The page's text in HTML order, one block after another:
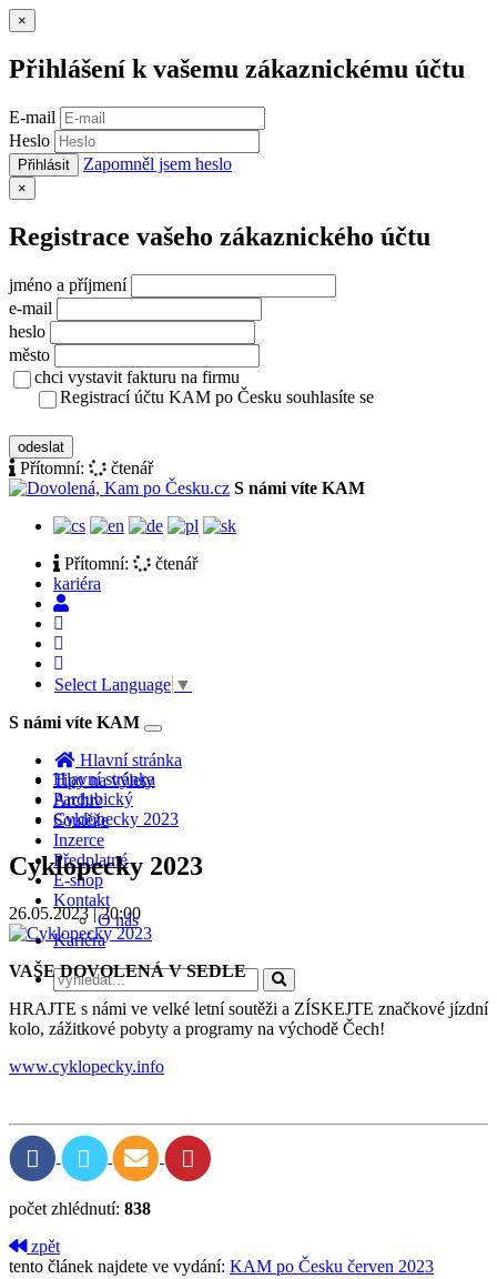
×
Přihlášení k vašemu zákaznickému účtu
E-mail
Heslo
Přihlásit Zapomněl jsem heslo
×
Registrace vašeho zákaznického účtu
jméno a příjmení
e-mail
heslo
město
chci vystavit fakturu na firmu
Registrací účtu KAM po Česku souhlasíte se
odeslat
Přítomní:
čtenář
S námi víte KAM
Přítomní:
čtenář
kariéra
Select Language ▼
S námi víte KAM
Toggle
navigation
Hlavní stránka
Tipy na výlety
Archiv
Soutěže
Inzerce
Předplatné
E-shop
Kontakt
O nás
Kariéra
Hlavní stránka
Pardubický
Cyklopecky 2023
Cyklopecky 2023
26.05.2023 | 20:00
VAŠE DOVOLENÁ V SEDLE
HRAJTE s námi ve velké letní soutěži a ZÍSKEJTE značkové jízdní
kolo, zážitkové pobyty a programy na východě Čech!
www.cyklopecky.info
počet zhlédnutí: 838
zpět
tento článek najdete ve vydání: KAM po Česku červen 2023